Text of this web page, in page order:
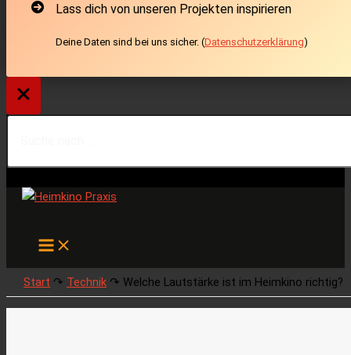
Lass dich von unseren Projekten inspirieren
Deine Daten sind bei uns sicher. (Datenschutzerklärung)
Suche
Start ↷ Technik ↷ Welche Lautstärke ist im Heimkino richtig?